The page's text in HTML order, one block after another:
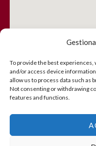
To provide the best
and/or access device
allow us to process data such as
Not consenting or withdrawing
features and functions.
Política de